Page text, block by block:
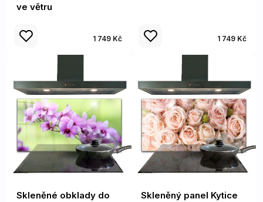
ve větru
1 749 Kč 1 749 Kč
Skleněné obklady do
Skleněný panel Kytice